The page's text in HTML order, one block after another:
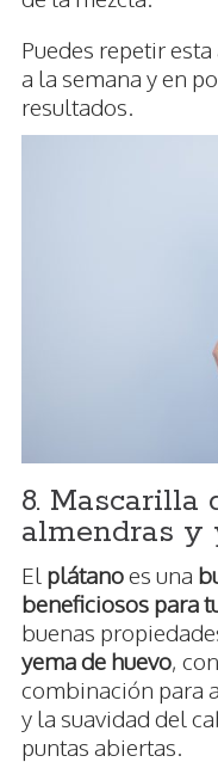
Puedes repetir
a la semana y en
resultados.
8. Mascarilla
almendras y
El plátanoes una
beneficiosos para
buenas
yema de huevo,
combinación para
y la suavidad del
puntas abiertas.